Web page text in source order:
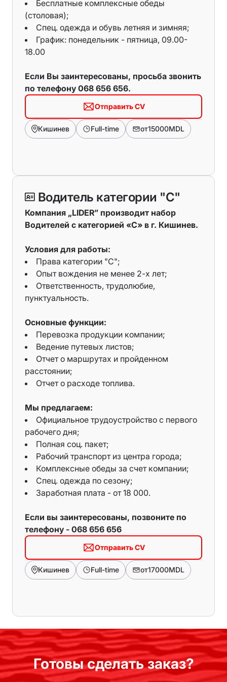
Бесплатные комплексные обеды
(столовая);
Спец. одежда и обувь летняя и зимняя;
График: понедельник - пятница, 09.00-
18.00
Если Вы заинтересованы, просьба звонить
по телефону 068 656 656.
Отправить CV
Кишинев Full-time от15000MDL
Водитель категории "С"
Компания „LIDER” производит набор
Водителей с категорией «С» в г. Кишинев.
Условия для работы:
Права категории "С";
Опыт вождения не менее 2-х лет;
Ответственность, трудолюбие,
пунктуальность.
Основные функции:
Перевозка продукции компании;
Ведение путевых листов;
Отчет о маршрутах и пройденном
расстоянии;
Отчет о расходе топлива.
Мы предлагаем:
Официальное трудоустройство с первого
рабочего дня;
Полная соц. пакет;
Рабочий транспорт из центра города;
Комплексные обеды за счет компании;
Спец. одежда по сезону;
Заработная плата - от 18 000.
Если вы заинтересованы, позвоните по
телефону - 068 656 656
Отправить CV
Кишинев Full-time от17000MDL
Готовы сделать заказ?